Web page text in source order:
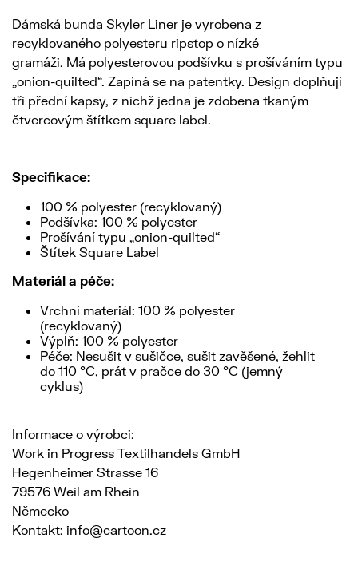
Dámská bunda Skyler Liner je vyrobena z
recyklovaného polyesteru ripstop o nízké
gramáži. Má polyesterovou podšívku s prošíváním typu
„onion-quilted“. Zapíná se na patentky. Design doplňují
tři přední kapsy, z nichž jedna je zdobena tkaným
čtvercovým štítkem square label.
Specifikace:
100 % polyester (recyklovaný)
Podšívka: 100 % polyester
Prošívání typu „onion-quilted“
Štítek Square Label
Materiál a péče:
Vrchní materiál: 100 % polyester
(recyklovaný)
Výplň: 100 % polyester
Péče: Nesušit v sušičce, sušit zavěšené, žehlit
do 110 °C, prát v pračce do 30 °C (jemný
cyklus)
Informace o výrobci:
Work in Progress Textilhandels GmbH
Hegenheimer Strasse 16
79576 Weil am Rhein
Německo
Kontakt: info@cartoon.cz